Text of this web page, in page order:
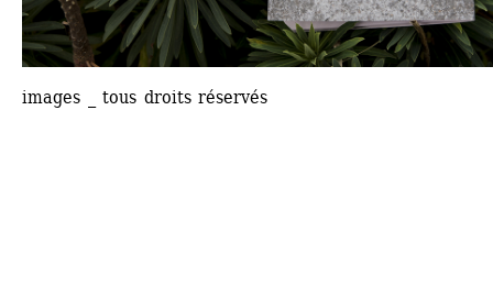
images _ tous droits réservés